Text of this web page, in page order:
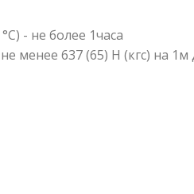
- не более 1часа
менее 637 (65) Н (кгс) на